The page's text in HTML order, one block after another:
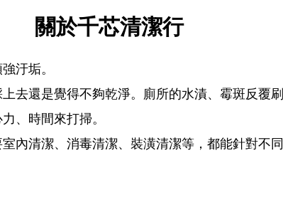
關於千芯清潔行
汙垢。
去還是覺得不夠乾淨。廁所的水漬、霉斑反覆
、時間來打掃。
內清潔、消毒清潔、裝潢清潔等，都能針對不